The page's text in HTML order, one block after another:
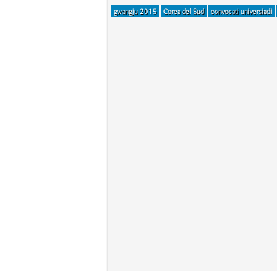
gwangju 2015 Corea del Sud convocati universiadi